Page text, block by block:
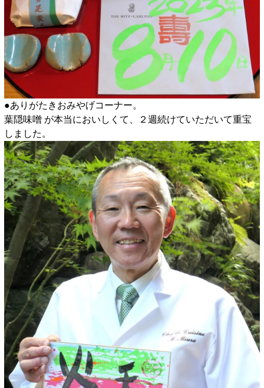
●ありがたきおみやげコーナー。
葉隠味噌 が本当においしくて、２週続けていただいて重宝
しました。